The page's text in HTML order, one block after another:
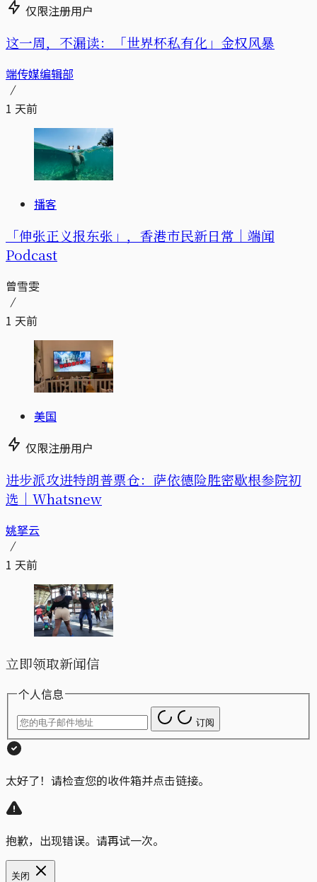
仅限注册用户
这一周，不漏读：「世界杯私有化」金权风暴
端传媒编辑部
1 天前
播客
「伸张正义报东张」，香港市民新日常｜端闻
Podcast
曾雪雯
1 天前
美国
仅限注册用户
进步派攻进特朗普票仓：萨依德险胜密歇根参院初
选｜Whatsnew
姚拏云
1 天前
立即领取新闻信
个人信息
订阅
太好了！请检查您的收件箱并点击链接。
抱歉，出现错误。请再试一次。
关闭